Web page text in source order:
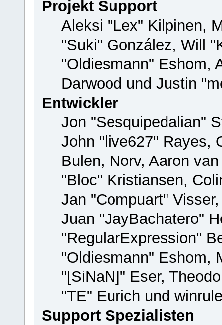
Projekt Support
Aleksi "Lex" Kilpinen,
"Suki" González, Will
"Oldiesmann" Eshom,
Darwood und Justin
Entwickler
Jon "Sesquipedalian"
John "live627" Rayes,
Bulen, Norv, Aaron
"Bloc" Kristiansen,
Jan "Compuart"
Juan "JayBachatero"
"RegularExpression"
"Oldiesmann" Eshom,
"[SiNaN]" Eser,
"TE" Eurich und
Support Spezialisten